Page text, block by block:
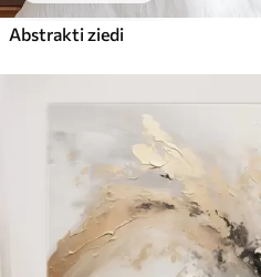
Abstrakti ziedi